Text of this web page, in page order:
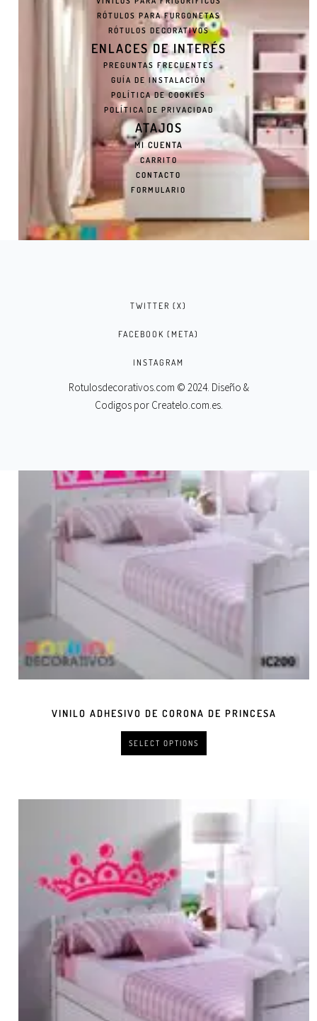
VINILO ADHESIVO DE BÚHO SWEET HOLIDAY
AÑADIR AL CARRITO
VINILO ADHESIVO DE CORONA DE PRINCESA
SELECT OPTIONS
RÓTULOS PARA FURGONETAS
RÓTULOS DECORATIVOS
ENLACES DE INTERÉS
PREGUNTAS FRECUENTES
GUÍA DE INSTALACIÓN
POLÍTICA DE COOKIES
POLÍTICA DE PRIVACIDAD
ATAJOS
MI CUENTA
CARRITO
CONTACTO
FORMULARIO
TWITTER (X)
FACEBOOK (META)
INSTAGRAM
Rotulosdecorativos.com © 2024. Diseño &
Codigos por Createlo.com.es.